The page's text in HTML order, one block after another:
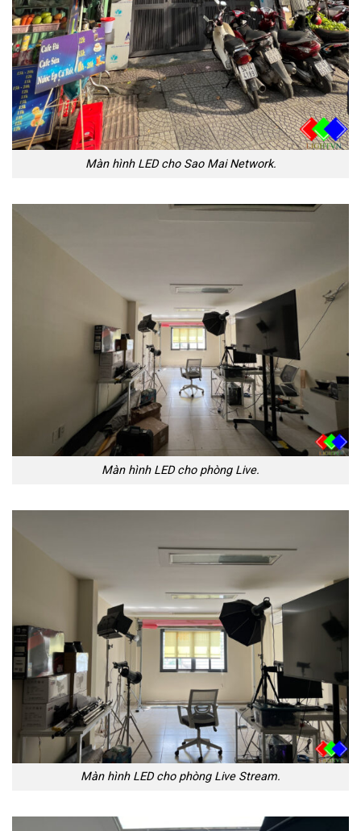
Màn hình LED cho Sao Mai Network.
Màn hình LED cho phòng Live.
Màn hình LED cho phòng Live Stream.